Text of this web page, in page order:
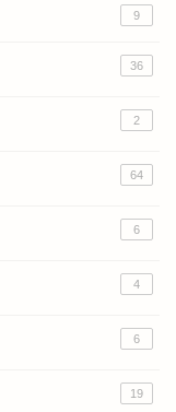
9
36
2
64
6
4
6
19